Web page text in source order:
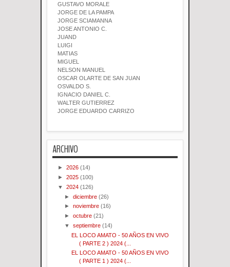
GUSTAVO MORALE
JORGE DE LA PAMPA
JORGE SCIAMANNA
JOSE ANTONIO C.
JUAND
LUIGI
MATIAS
MIGUEL
NELSON MANUEL
OSCAR OLARTE DE SAN JUAN
OSVALDO S.
IGNACIO DANIEL C.
WALTER GUTIERREZ
JORGE EDUARDO CARRIZO
ARCHIVO
► 2026 (14)
► 2025 (100)
▼ 2024 (126)
►diciembre (26)
►noviembre (16)
►octubre (21)
▼septiembre (14)
EL LOCO AMATO - 50 AÑOS EN VIVO
( PARTE 2 ) 2024 (...
EL LOCO AMATO - 50 AÑOS EN VIVO
( PARTE 1 ) 2024 (...